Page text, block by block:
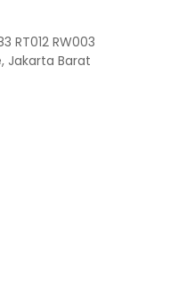
RT012 RW003
Jakarta Barat